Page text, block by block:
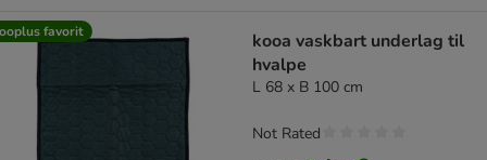
favorit
kooa vaskbart underlag til
hvalpe
L 68 x B 100 cm
Not Rated